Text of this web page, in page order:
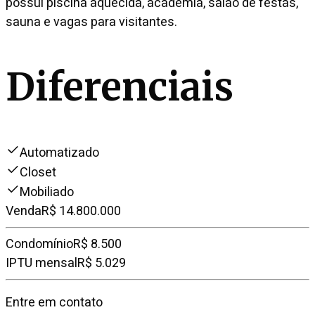
sauna e vagas para visitantes.
Diferenciais
Automatizado
Closet
Mobiliado
VendaR$ 14.800.000
CondomínioR$ 8.500
IPTU mensalR$ 5.029
Entre em contato